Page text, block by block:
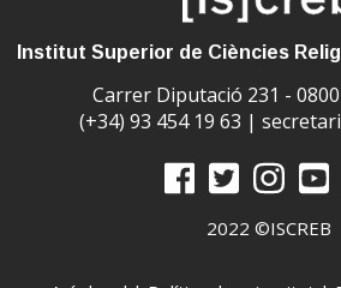
Institut Superior de Ciències
Carrer Diputació 231 -
(+34) 93 454 19 63 |
2022 ©ISCREB